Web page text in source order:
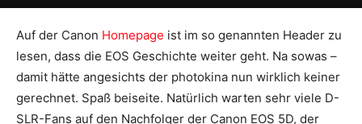
Auf der Canon Homepage ist im so genannten Header zu
lesen, dass die EOS Geschichte weiter geht. Na sowas –
damit hätte angesichts der photokina nun wirklich keiner
gerechnet. Spaß beiseite. Natürlich warten sehr viele D-
SLR-Fans auf den Nachfolger der Canon EOS 5D, der